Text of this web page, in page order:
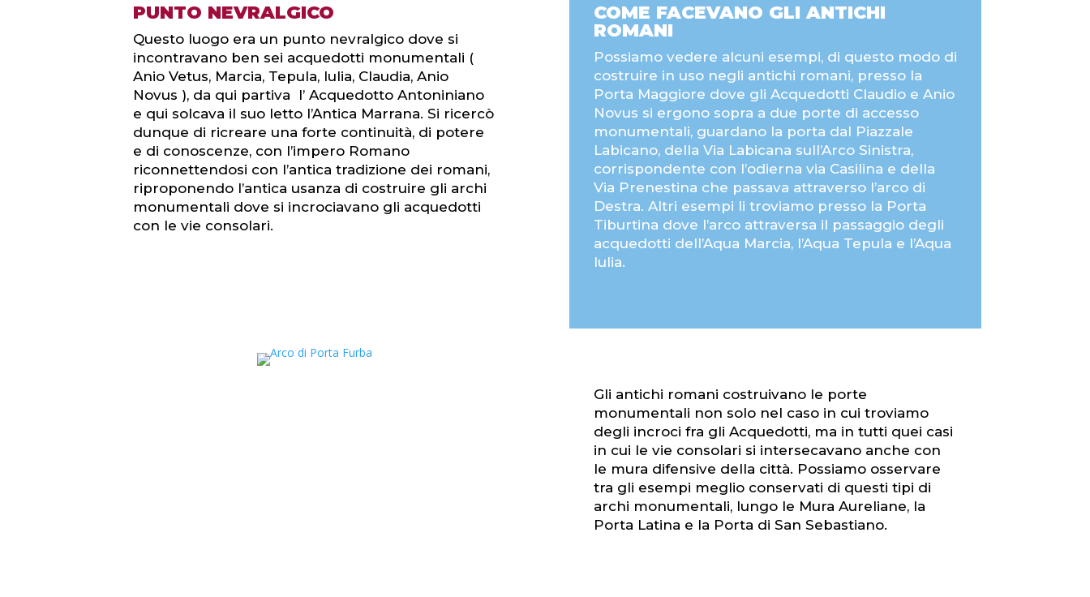
PUNTO NEVRALGICO
Questo luogo era un punto nevralgico dove si
incontravano ben sei acquedotti monumentali (
Anio Vetus, Marcia, Tepula, Iulia, Claudia, Anio
Novus ), da qui partiva l’ Acquedotto Antoniniano
e qui solcava il suo letto l’Antica Marrana. Si ricercò
dunque di ricreare una forte continuità, di potere
e di conoscenze, con l’impero Romano
riconnettendosi con l’antica tradizione dei romani,
riproponendo l’antica usanza di costruire gli archi
monumentali dove si incrociavano gli acquedotti
con le vie consolari.
COME FACEVANO GLI ANTICHI
ROMANI
Possiamo vedere alcuni esempi, di questo modo di
costruire in uso negli antichi romani, presso la
Porta Maggiore dove gli Acquedotti Claudio e Anio
Novus si ergono sopra a due porte di accesso
monumentali, guardano la porta dal Piazzale
Labicano, della Via Labicana sull’Arco Sinistra,
corrispondente con l’odierna via Casilina e della
Via Prenestina che passava attraverso l’arco di
Destra. Altri esempi li troviamo presso la Porta
Tiburtina dove l’arco attraversa il passaggio degli
acquedotti dell’Aqua Marcia, l’Aqua Tepula e l’Aqua
Iulia.
Gli antichi romani costruivano le porte
monumentali non solo nel caso in cui troviamo
degli incroci fra gli Acquedotti, ma in tutti quei casi
in cui le vie consolari si intersecavano anche con
le mura difensive della città. Possiamo osservare
tra gli esempi meglio conservati di questi tipi di
archi monumentali, lungo le Mura Aureliane, la
Porta Latina e la Porta di San Sebastiano.